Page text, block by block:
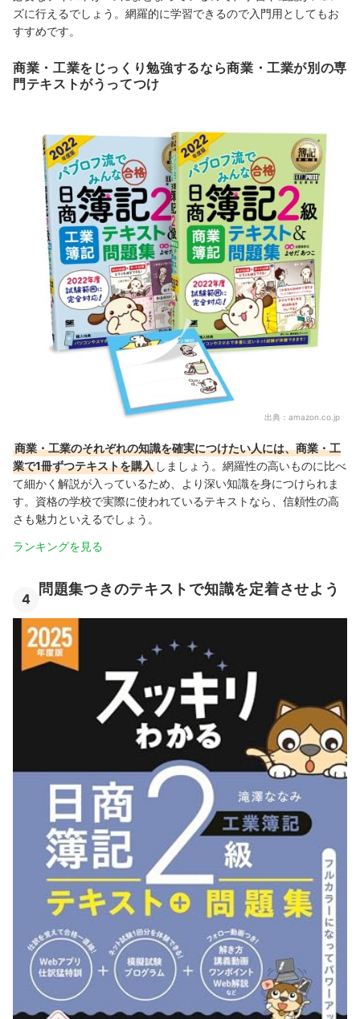
ズに行えるでしょう。網羅的に学習できるので入門用としてもお
すすめです。
商業・工業をじっくり勉強するなら商業・工業が別の専
門テキストがうってつけ
出典： amazon.co.jp
商業・工業のそれぞれの知識を確実につけたい人には、商業・工
業で1冊ずつテキストを購入 しましょう。網羅性の高いものに比べ
て細かく解説が入っているため、より深い知識を身につけられま
す。資格の学校で実際に使われているテキストなら、信頼性の高
さも魅力といえるでしょう。
ランキングを見る
4
問題集つきのテキストで知識を定着させよう